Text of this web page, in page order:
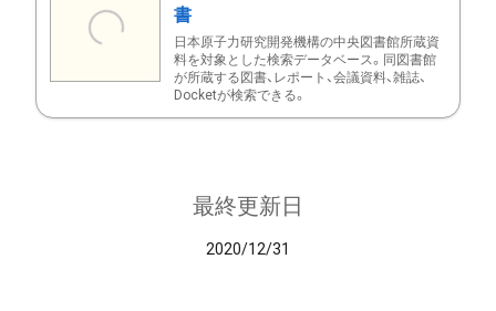
書
日本原子力研究開発機構の中央図書館所蔵資
料を対象とした検索データベース。同図書館
が所蔵する図書、レポート、会議資料、雑誌、
Docketが検索できる。
最終更新日
2020/12/31